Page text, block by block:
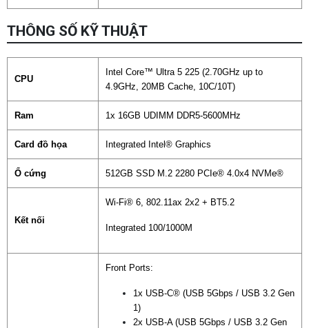
THÔNG SỐ KỸ THUẬT
CPU
Intel Core™ Ultra 5 225 (2.70GHz up to
4.9GHz, 20MB Cache, 10C/10T)
Ram 1x 16GB UDIMM DDR5-5600MHz
Card đồ họa Integrated Intel® Graphics
Ổ cứng 512GB SSD M.2 2280 PCIe® 4.0x4 NVMe®
Kết nối
Wi-Fi® 6, 802.11ax 2x2 + BT5.2
Integrated 100/1000M
Front Ports:
1x USB-C® (USB 5Gbps / USB 3.2 Gen
1)
2x USB-A (USB 5Gbps / USB 3.2 Gen